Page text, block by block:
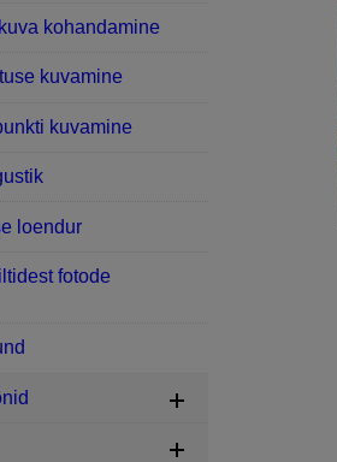
kohandamine
kuvamine
kuvamine
loendur
fotode